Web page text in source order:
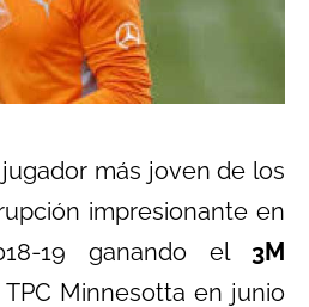
jugador más joven de los
impresionante en
19 ganando el 3M
TPC Minnesotta en junio